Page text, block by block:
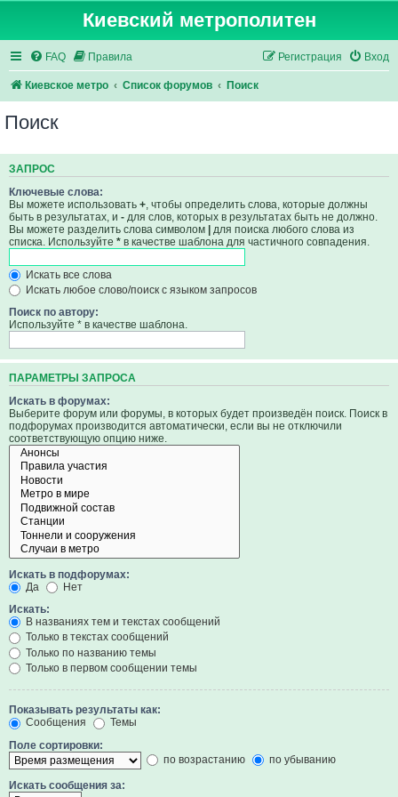
Киевский метрополитен
FAQ Правила Вход
Регистрация
Киевское метро Список форумов Поиск
Поиск
ЗАПРОС
Ключевые слова:
Вы можете использовать + , чтобы определить слова, которые должны
быть в результатах, и - для слов, которых в результатах быть не должно.
Вы можете разделить слова символом | для поиска любого слова из
списка. Используйте * в качестве шаблона для частичного совпадения.
Искать все слова
Искать любое слово/поиск с языком запросов
Поиск по автору:
Используйте * в качестве шаблона.
ПАРАМЕТРЫ ЗАПРОСА
Искать в форумах:
Выберите форум или форумы, в которых будет произведён поиск. Поиск в
подфорумах производится автоматически, если вы не отключили
соответствующую опцию ниже.
Искать в подфорумах:
Да
Нет
Искать:
В названиях тем и текстах сообщений
Только в текстах сообщений
Только по названию темы
Только в первом сообщении темы
Показывать результаты как:
Сообщения
Темы
Поле сортировки:
по возрастанию
по убыванию
Искать сообщения за: